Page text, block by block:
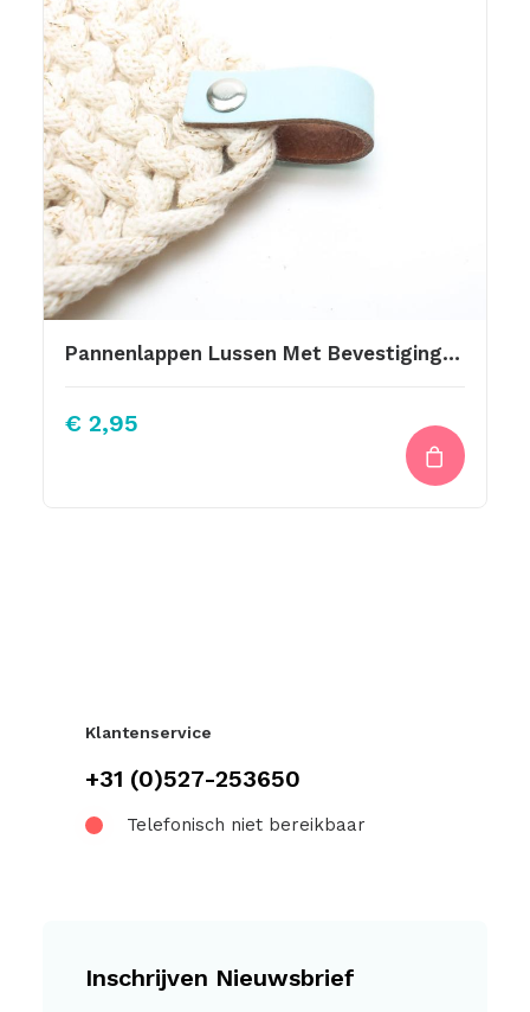
Pannenlappen Lussen Met Bevestiging Schroef Licht Blauw
€ 2,95
Klantenservice
+31 (0)527-253650
Telefonisch niet bereikbaar
Inschrijven Nieuwsbrief